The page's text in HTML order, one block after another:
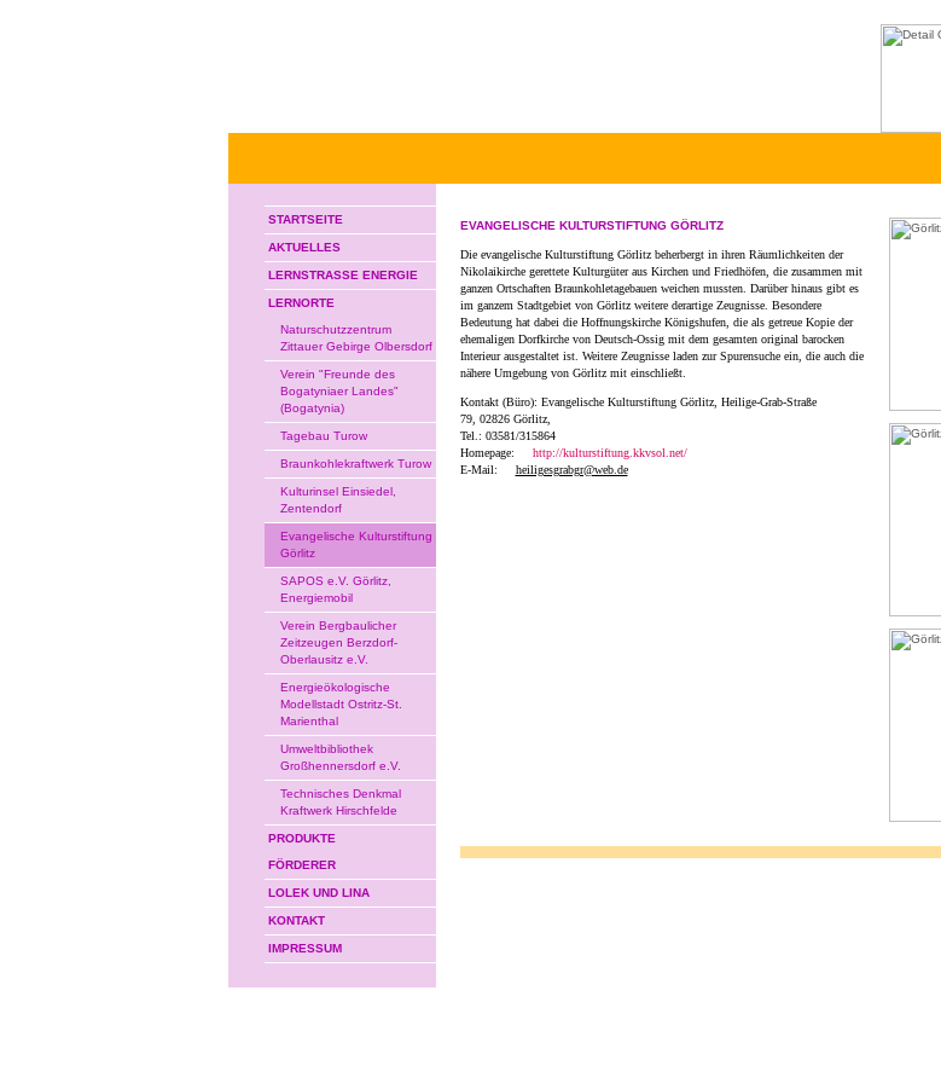
STARTSEITE
AKTUELLES
LERNSTRASSE ENERGIE
LERNORTE
Naturschutzzentrum
Zittauer Gebirge Olbersdorf
Verein "Freunde des
Bogatyniaer Landes"
(Bogatynia)
Tagebau Turow
Braunkohlekraftwerk Turow
Kulturinsel Einsiedel,
Zentendorf
Evangelische Kulturstiftung
Görlitz
SAPOS e.V. Görlitz,
Energiemobil
Verein Bergbaulicher
Zeitzeugen Berzdorf-
Oberlausitz e.V.
Energieökologische
Modellstadt Ostritz-St.
Marienthal
Umweltbibliothek
Großhennersdorf e.V.
Technisches Denkmal
Kraftwerk Hirschfelde
PRODUKTE
FÖRDERER
LOLEK UND LINA
KONTAKT
IMPRESSUM
EVANGELISCHE KULTURSTIFTUNG GÖRLITZ
Die evangelische Kulturstiftung Görlitz beherbergt in ihren Räumlichkeiten der
Nikolaikirche gerettete Kulturgüter aus Kirchen und Friedhöfen, die zusammen mit
ganzen Ortschaften Braunkohletagebauen weichen mussten. Darüber hinaus gibt es
im ganzem Stadtgebiet von Görlitz weitere derartige Zeugnisse. Besondere
Bedeutung hat dabei die Hoffnungskirche Königshufen, die als getreue Kopie der
ehemaligen Dorfkirche von Deutsch-Ossig mit dem gesamten original barocken
Interieur ausgestaltet ist. Weitere Zeugnisse laden zur Spurensuche ein, die auch die
nähere Umgebung von Görlitz mit einschließt.
Kontakt (Büro): Evangelische Kulturstiftung Görlitz, Heilige-Grab-Straße
79, 02826 Görlitz,
Tel.: 03581/315864
Homepage:
http://kulturstiftung.kkvsol.net/
E-Mail:
heiligesgrabgr@web.de